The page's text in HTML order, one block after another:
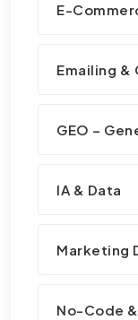
E-
Emailing &
GEO –
IA & Data
Marketing
No-Code